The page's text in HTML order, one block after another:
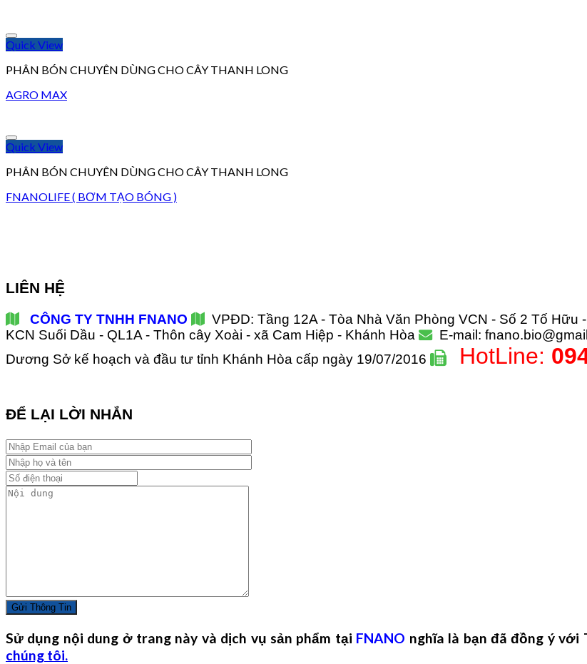
Quick View
PHÂN BÓN CHUYÊN DÙNG CHO CÂY THANH LONG
AGRO MAX
Quick View
PHÂN BÓN CHUYÊN DÙNG CHO CÂY THANH LONG
FNANOLIFE ( BƠM TẠO BÓNG )
LIÊN HỆ
CÔNG TY TNHH FNANO VPĐD: Tầng 12A - Tòa Nhà Văn Phòng VCN - Số 2 Tố Hữu
KCN Suối Dầu - QL1A - Thôn cây Xoài - xã Cam Hiệp - Khánh Hòa
E-mail:
Dương Sở kế hoạch và đầu tư tỉnh Khánh Hòa cấp ngày 19/07/2016 HotLine:
ĐỂ LẠI LỜI NHẮN
Sử dụng nội dung ở trang này và dịch vụ sản phẩm tại FNANO nghĩa là bạn đã đồng ý với
chúng tôi.